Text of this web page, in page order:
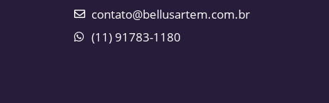
contato@bellusartem.com.br
(11) 91783-1180